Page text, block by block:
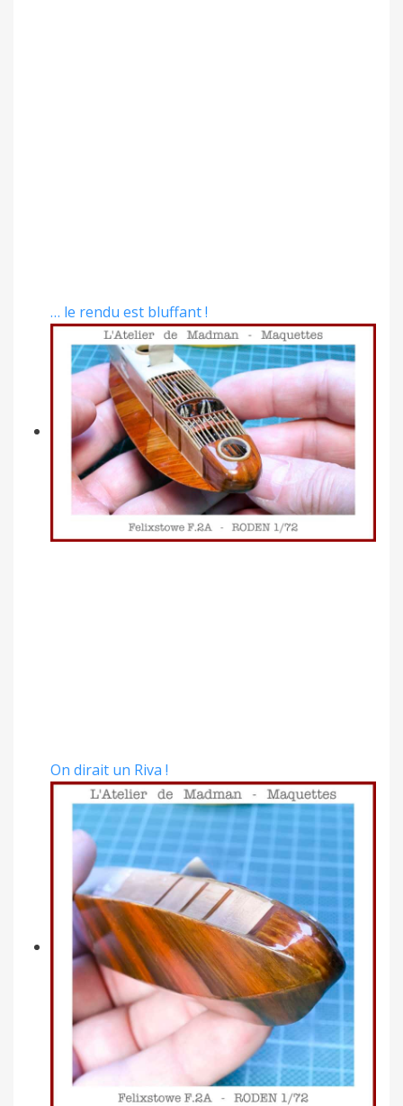
… le rendu est bluffant !
On dirait un Riva !